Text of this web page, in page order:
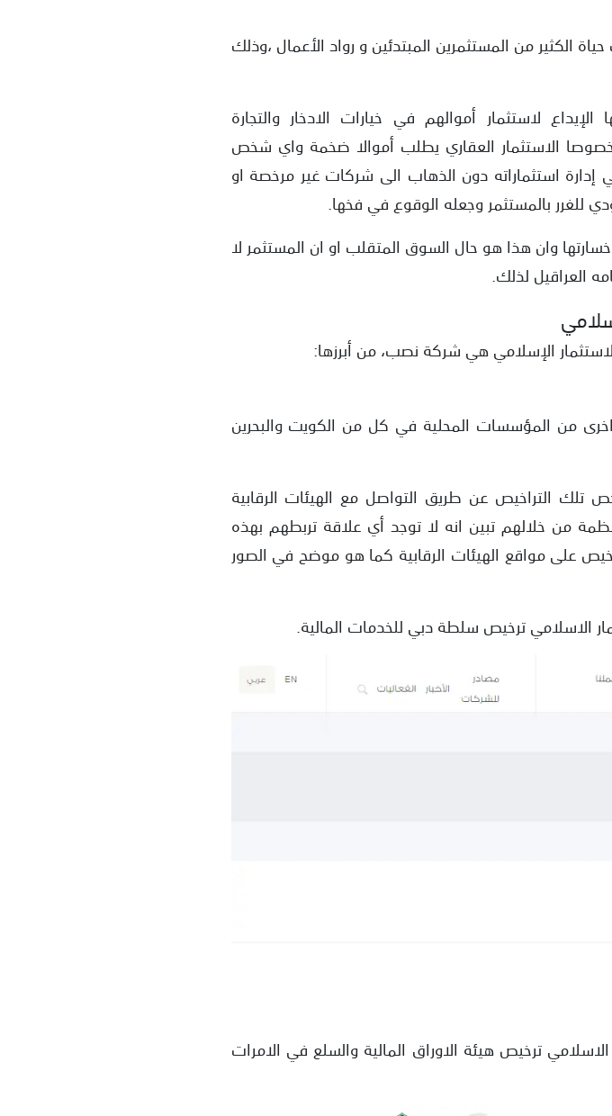
الكثير من المستثمرين المبتدئين و رواد الأعمال ،وذلك
لاستثمار أموالهم في خيارات الادخار والتجارة
الاستثمار العقاري يطلب أموالا ضخمة واي شخص
استثماراته دون الذهاب الى شركات غير مرخصة او
بالمستثمر وجعله الوقوع في فخها.
وان هذا هو حال السوق المتقلب او ان المستثمر لا
العراقيل لذلك.
الإسلامي هي شركة نصب، من أبرزها:
من المؤسسات المحلية في كل من الكويت والبحرين
تلك التراخيص عن طريق التواصل مع الهيئات الرقابية
من خلالهم تبين انه لا توجد أي علاقة تربطهم بهذه
على مواقع الهيئات الرقابية كما هو موضح في الصور
الاسلامي ترخيص سلطة دبي للخدمات المالية.
ترخيص هيئة الاوراق المالية والسلع في الامرات